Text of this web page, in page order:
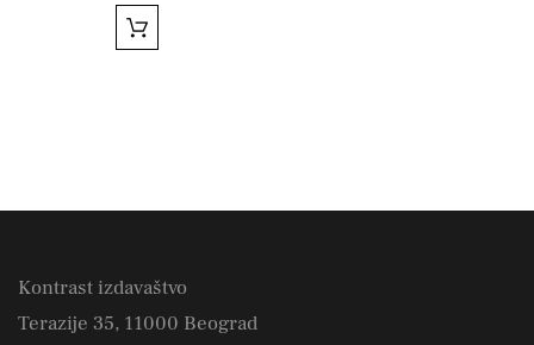
Kontrast izdavaštvo
Terazije 35, 11000 Beograd